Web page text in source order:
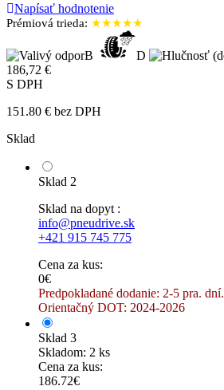
Napísať hodnotenie
Prémiová trieda: ★★★★★
B D
186,72 €
S DPH
151.80 € bez DPH
Sklad
Sklad 2
Sklad na dopyt :
info@pneudrive.sk
+421 915 745 775
Cena za kus:
0€
Predpokladané dodanie: 2-5 pra. dní.
Orientačný DOT: 2024-2026
Sklad 3
Skladom: 2 ks
Cena za kus:
186.72€